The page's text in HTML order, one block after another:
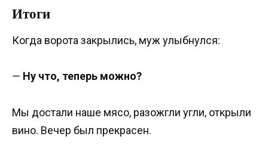
Итоги
Когда ворота закрылись, муж улыбнулся:
— Ну что, теперь можно?
Мы достали наше мясо, разожгли угли, открыли
вино. Вечер был прекрасен.